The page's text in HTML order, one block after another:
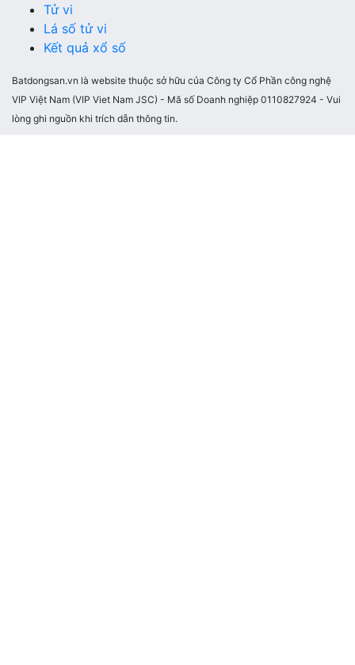
Tử vi
Lá số tử vi
Kết quả xổ số
Batdongsan.vn là website thuộc sở hữu của Công ty Cổ Phần công nghệ
VIP Việt Nam (VIP Viet Nam JSC) - Mã số Doanh nghiệp 0110827924 - Vui
lòng ghi nguồn khi trích dẫn thông tin.